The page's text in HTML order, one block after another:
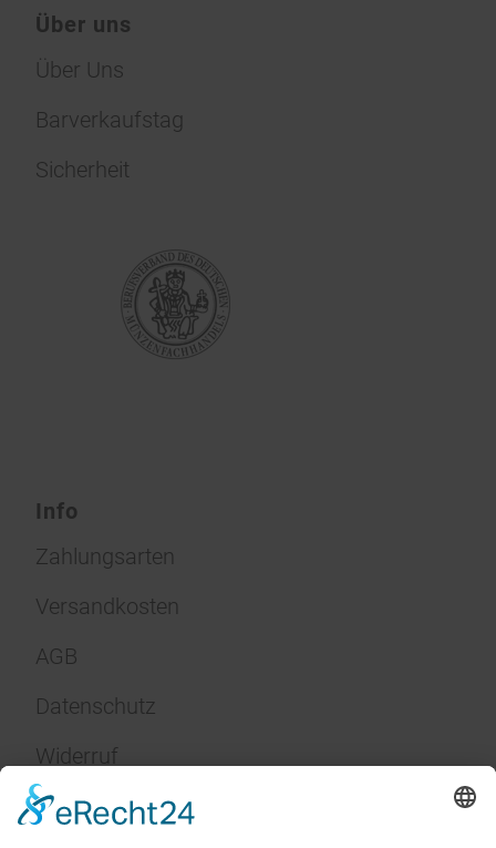
Über uns
Über Uns
Barverkaufstag
Sicherheit
Info
Zahlungsarten
Versandkosten
AGB
Datenschutz
Widerruf
Impressum